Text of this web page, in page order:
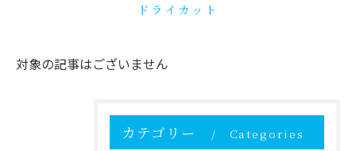
ドライカット
対象の記事はございません
カテゴリー Categories